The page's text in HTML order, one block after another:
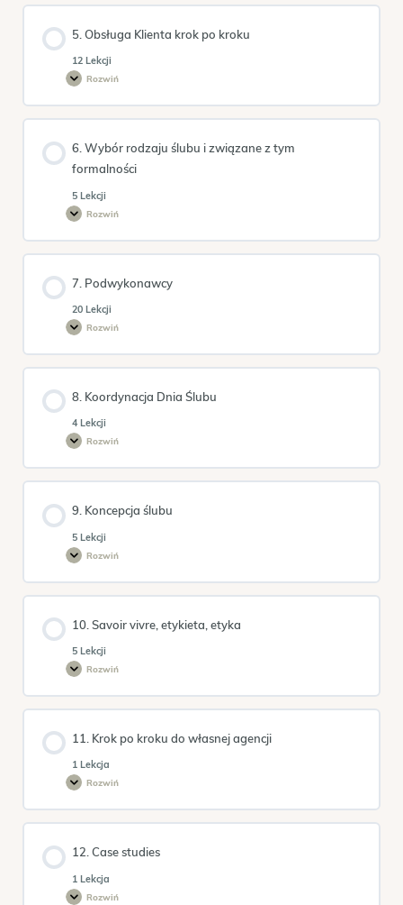
5. Obsługa Klienta krok po kroku
12 Lekcji
Rozwiń
5.
Klienta
6. Wybór rodzaju ślubu i związane z tym
formalności
5 Lekcji
Rozwiń
6.
rodzaju
z
formalności
7. Podwykonawcy
20 Lekcji
Rozwiń
7.
8. Koordynacja Dnia Ślubu
4 Lekcji
Rozwiń
8.
Dnia
9. Koncepcja ślubu
5 Lekcji
Rozwiń
9.
ślubu
10. Savoir vivre, etykieta, etyka
5 Lekcji
Rozwiń
10.
vivre,
11. Krok po kroku do własnej agencji
1 Lekcja
Rozwiń
11.
po
agencji
12. Case studies
1 Lekcja
Rozwiń
12.